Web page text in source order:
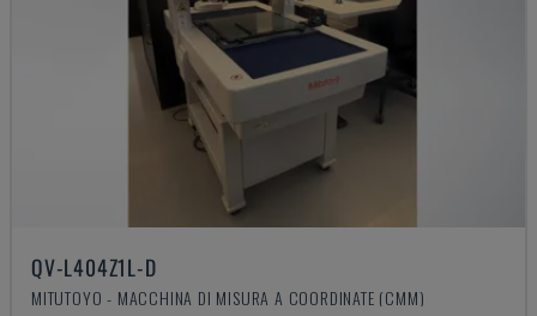
QV-L404Z1L-D
MITUTOYO - MACCHINA DI MISURA A COORDINATE (CMM)